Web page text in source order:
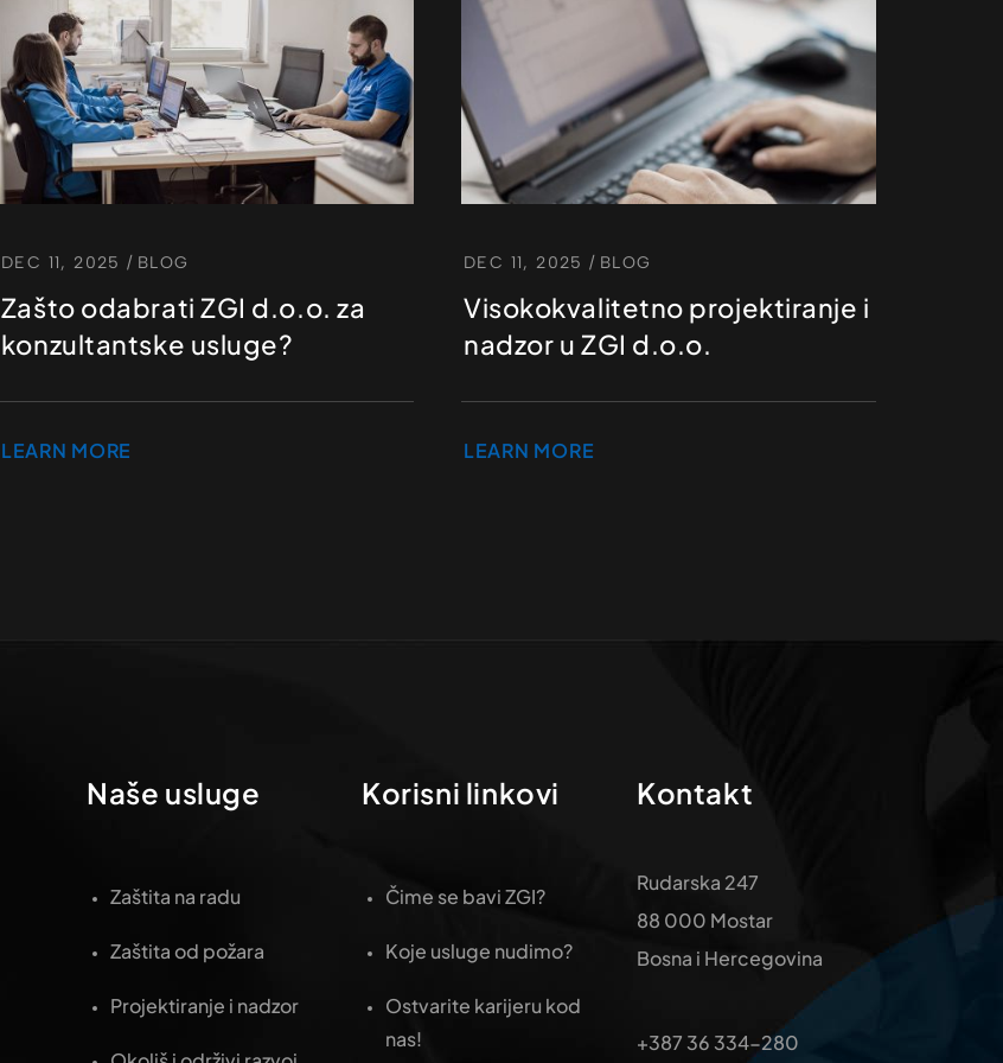
DEC 11, 2025 / BLOG
Zašto odabrati ZGI d.o.o. za
konzultantske usluge?
LEARN MORE
DEC 11, 2025 / BLOG
Visokokvalitetno projektiranje i
nadzor u ZGI d.o.o.
LEARN MORE
Naše usluge
Zaštita na radu
Zaštita od požara
Projektiranje i nadzor
Korisni linkovi
Čime se bavi ZGI?
Koje usluge nudimo?
Ostvarite karijeru kod
nas!
Kontakt
Rudarska 247
88 000 Mostar
Bosna i Hercegovina
+387 36 334-280